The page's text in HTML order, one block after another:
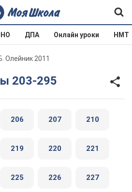
ДПА Онлайн уроки НМТ
Олейник 2011
203-295
206 207 210
219 220 221
225 226 227